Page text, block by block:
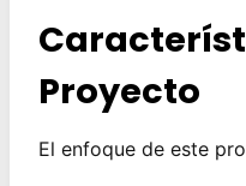
Proyecto
El enfoque de este